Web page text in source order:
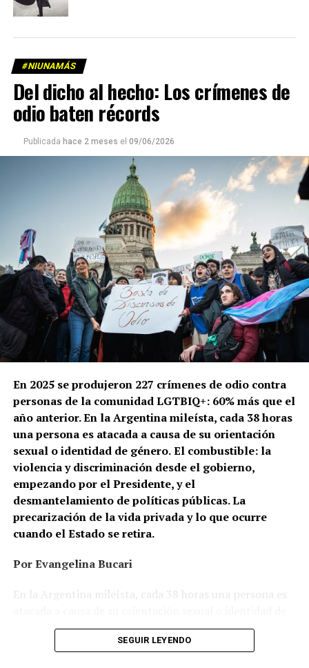
#NIUNAMÁS
Del dicho al hecho: Los crímenes de
odio baten récords
Publicada hace 2 meses el 09/06/2026
En 2025 se produjeron 227 crímenes de odio contra
personas de la comunidad LGTBIQ+: 60% más que el
año anterior. En la Argentina mileísta, cada 38 horas
una persona es atacada a causa de su orientación
sexual o identidad de género.El combustible: la
violencia y discriminación desde el gobierno,
empezando por el Presidente, y el
desmantelamiento de políticas públicas. La
precarización de la vida privada y lo que ocurre
cuando el Estado se retira.
Por Evangelina Bucari
En la Argentina mileísta, cada 38 horas una persona es
género. En Cañuelas, un hombre le prendió fuego a la
casa de una pareja de lesbianas. En Recoleta, dos
SEGUIR LEYENDO